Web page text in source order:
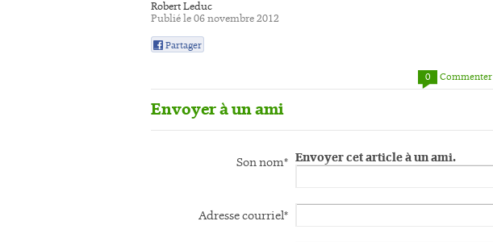
Robert Leduc
Publié le 06 novembre 2012
Partager
0
Commenter
Envoyer à un ami
Envoyer cet article à un ami.
Son nom*
Adresse courriel*